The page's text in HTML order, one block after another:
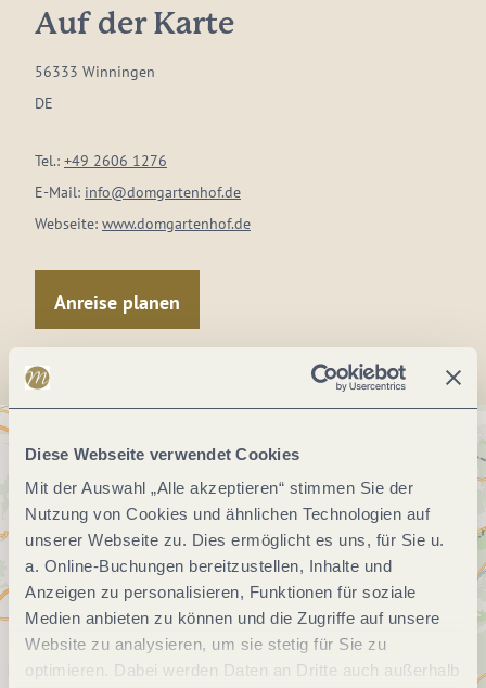
Diese Webseite verwendet Cookies
Mit der Auswahl „Alle akzeptieren“ stimmen Sie der
Nutzung von Cookies und ähnlichen Technologien auf
unserer Webseite zu. Dies ermöglicht es uns, für Sie u.
a. Online-Buchungen bereitzustellen, Inhalte und
Anzeigen zu personalisieren, Funktionen für soziale
Medien anbieten zu können und die Zugriffe auf unsere
Website zu analysieren, um sie stetig für Sie zu
optimieren. Dabei werden Daten an Dritte auch außerhalb
Auf der Karte
56333 Winningen
DE
Tel.: +49 2606 1276
E-Mail: info@domgartenhof.de
Webseite: www.domgartenhof.de
Anreise planen